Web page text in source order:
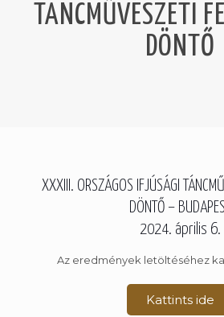
TÁNCMŰVÉSZETI
DÖNTŐ
XXXIII. ORSZÁGOS IFJÚSÁGI
DÖNTŐ – BUDAPEST
2024. április 6.
Az eredmények letöltéséhez
Kattints ide